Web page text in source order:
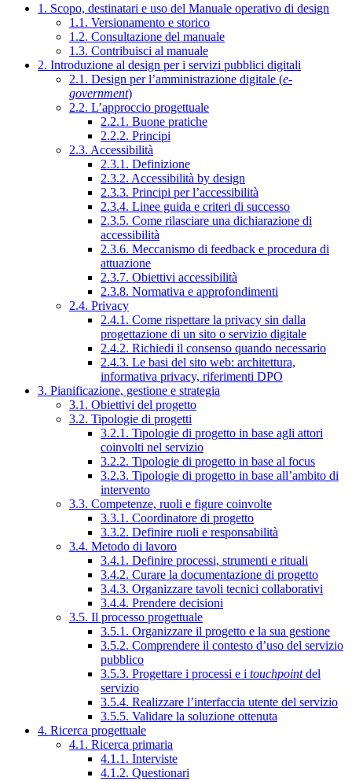
1. Scopo, destinatari e uso del Manuale operativo di design
1.1. Versionamento e storico
1.2. Consultazione del manuale
1.3. Contribuisci al manuale
2. Introduzione al design per i servizi pubblici digitali
2.1. Design per l’amministrazione digitale (e-
government)
2.2. L’approccio progettuale
2.2.1. Buone pratiche
2.2.2. Principi
2.3. Accessibilità
2.3.1. Definizione
2.3.2. Accessibilità by design
2.3.3. Principi per l’accessibilità
2.3.4. Linee guida e criteri di successo
2.3.5. Come rilasciare una dichiarazione di
accessibilità
2.3.6. Meccanismo di feedback e procedura di
attuazione
2.3.7. Obiettivi accessibilità
2.3.8. Normativa e approfondimenti
2.4. Privacy
2.4.1. Come rispettare la privacy sin dalla
progettazione di un sito o servizio digitale
2.4.2. Richiedi il consenso quando necessario
2.4.3. Le basi del sito web: architettura,
informativa privacy, riferimenti DPO
3. Pianificazione, gestione e strategia
3.1. Obiettivi del progetto
3.2. Tipologie di progetti
3.2.1. Tipologie di progetto in base agli attori
coinvolti nel servizio
3.2.2. Tipologie di progetto in base al focus
3.2.3. Tipologie di progetto in base all’ambito di
intervento
3.3. Competenze, ruoli e figure coinvolte
3.3.1. Coordinatore di progetto
3.3.2. Definire ruoli e responsabilità
3.4. Metodo di lavoro
3.4.1. Definire processi, strumenti e rituali
3.4.2. Curare la documentazione di progetto
3.4.3. Organizzare tavoli tecnici collaborativi
3.4.4. Prendere decisioni
3.5. Il processo progettuale
3.5.1. Organizzare il progetto e la sua gestione
3.5.2. Comprendere il contesto d’uso del servizio
pubblico
3.5.3. Progettare i processi e i touchpointdel
servizio
3.5.4. Realizzare l’interfaccia utente del servizio
3.5.5. Validare la soluzione ottenuta
4. Ricerca progettuale
4.1. Ricerca primaria
4.1.1. Interviste
4.1.2. Questionari